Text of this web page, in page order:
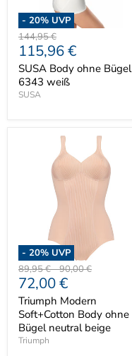
- 20% UVP
Ursprünglicher
Preis
144,95 €
Aktueller
Preis
115,96 €
SUSA Body ohne Bügel
6343 weiß
SUSA
- 20% UVP
Ursprünglicher
Preis
89,95 €-Ursprünglicher
Preis
90,00 €
Aktueller
Preis
72,00 €
Triumph Modern
Soft+Cotton Body ohne
Bügel neutral beige
Triumph